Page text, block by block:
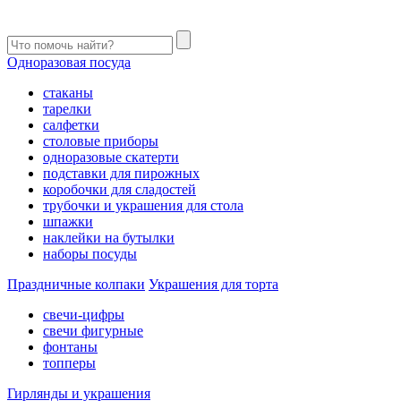
Одноразовая посуда
стаканы
тарелки
салфетки
столовые приборы
одноразовые скатерти
подставки для пирожных
коробочки для сладостей
трубочки и украшения для стола
шпажки
наклейки на бутылки
наборы посуды
Праздничные колпаки Украшения для торта
свечи-цифры
свечи фигурные
фонтаны
топперы
Гирлянды и украшения